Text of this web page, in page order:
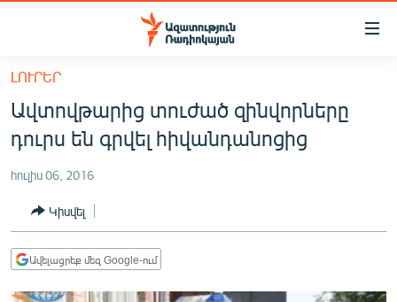
Մատչելիության
հիմնական
բովանդակությանը
հիմնական
մենյուին
ՀԱՅԱՍՏԱՆ
ՔԱՂԱՔԱԿԱՆ
ԸՆՏՐՈՒԹՅՈՒՆՆԵՐ 2026
ԻՐԱՎՈՒՆՔ
ՀԱՍԱՐԱԿՈՒԹՅՈՒՆ
ԼՈՒՐԵՐ
Ավտովթարից տուժած զինվորները
դուրս են գրվել հիվանդանոցից
հուլիս 06, 2016
Կիսվել
Ավելացրեք մեզ Google-ում